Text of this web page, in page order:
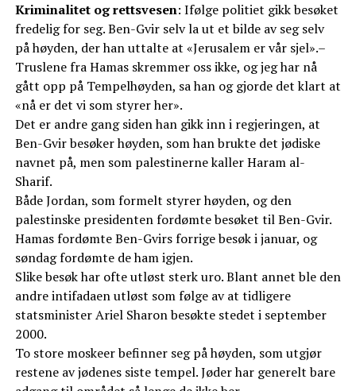
Kriminalitet og rettsvesen: Ifølge politiet gikk besøket
fredelig for seg. Ben-Gvir selv la ut et bilde av seg selv
på høyden, der han uttalte at «Jerusalem er vår sjel».–
Truslene fra Hamas skremmer oss ikke, og jeg har nå
gått opp på Tempelhøyden, sa han og gjorde det klart at
«nå er det vi som styrer her».
Det er andre gang siden han gikk inn i regjeringen, at
Ben-Gvir besøker høyden, som han brukte det jødiske
navnet på, men som palestinerne kaller Haram al-
Sharif.
Både Jordan, som formelt styrer høyden, og den
palestinske presidenten fordømte besøket til Ben-Gvir.
Hamas fordømte Ben-Gvirs forrige besøk i januar, og
søndag fordømte de ham igjen.
Slike besøk har ofte utløst sterk uro. Blant annet ble den
andre intifadaen utløst som følge av at tidligere
statsminister Ariel Sharon besøkte stedet i september
2000.
To store moskeer befinner seg på høyden, som utgjør
restene av jødenes siste tempel. Jøder har generelt bare